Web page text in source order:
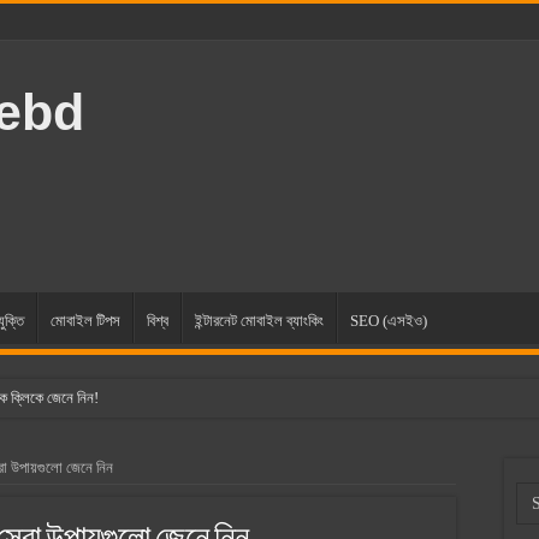
মোবাইল টিপস বিশ্ব ইন্টারনেট মোবাইল ব্যাংকিং SEO (এসইও)
ক্লিকে জেনে নিন!
উপায়গুলো জেনে নিন